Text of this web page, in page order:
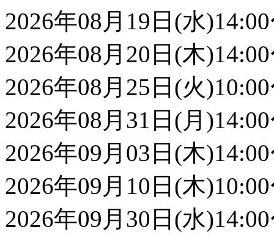
2026年08月19日(水
2026年08月20日(木
2026年08月25日(火
2026年08月31日(月
2026年09月03日(木
2026年09月10日(木
2026年09月30日(水